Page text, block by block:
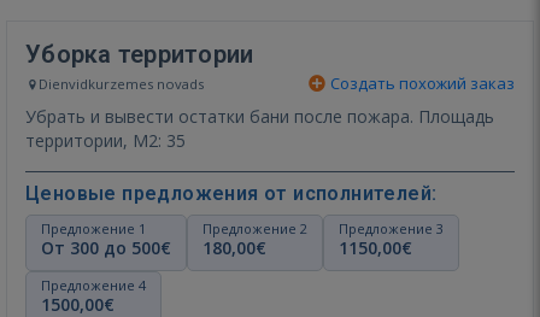
Уборка территории
Dienvidkurzemes novads Создать похожий заказ
Убрать и вывести остатки бани после пожара. Площадь
территории, М2: 35
Ценовые предложения от исполнителей:
Предложение 1
От 300 до 500€
Предложение 2
180,00€
Предложение 3
1150,00€
Предложение 4
1500,00€